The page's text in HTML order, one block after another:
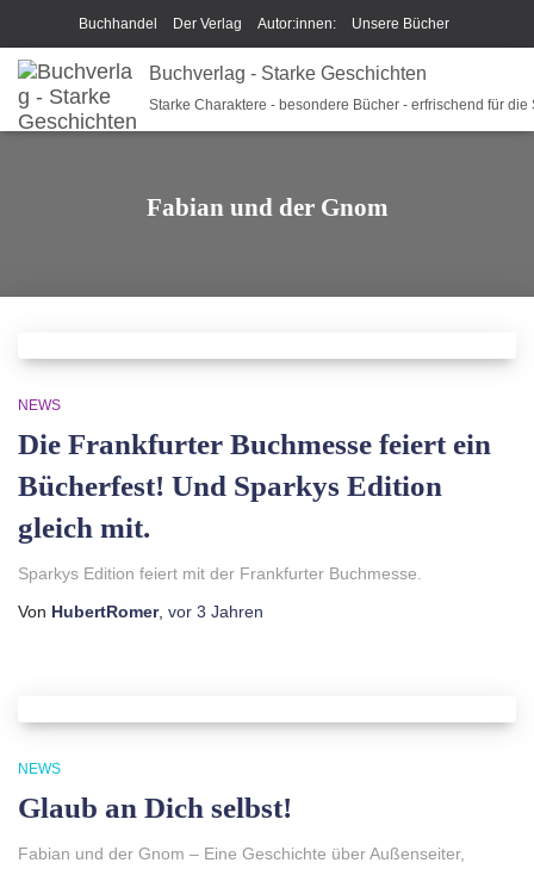
Buchhandel Der Verlag Autor:innen: Unsere Bücher
Ich beschreibe Dir mein Buch Shop Team News
Unsere Philosophie
Sparkys Fan-Shop Schreib Beethoven!
Buchverlag - Starke Geschichten
Starke Charaktere - besondere Bücher - erfrischend für die
Fabian und der Gnom
NEWS
Die Frankfurter Buchmesse feiert ein
Bücherfest! Und Sparkys Edition
gleich mit.
Sparkys Edition feiert mit der Frankfurter Buchmesse.
Von HubertRomer, vor 3 Jahren
NEWS
Glaub an Dich selbst!
Fabian und der Gnom – Eine Geschichte über Außenseiter,